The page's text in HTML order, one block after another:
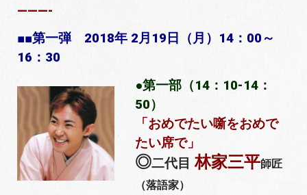
———-
■■第一弾 2018年 2月19日（月）14：00～
16：30
●第一部（14：10-14：
50）
「おめでたい噺をおめで
たい席で」
◎二代目 林家三平師匠
（落語家）